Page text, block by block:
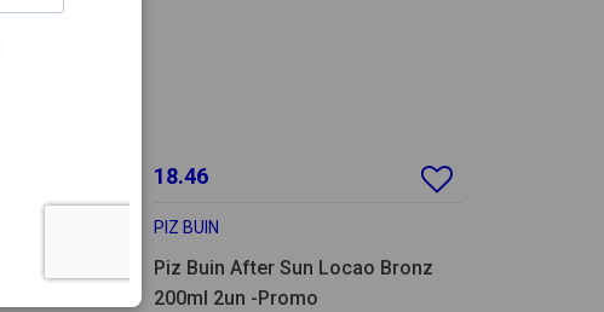
18.46
PIZ BUIN
Piz Buin After Sun Locao Bronz
200ml 2un -Promo